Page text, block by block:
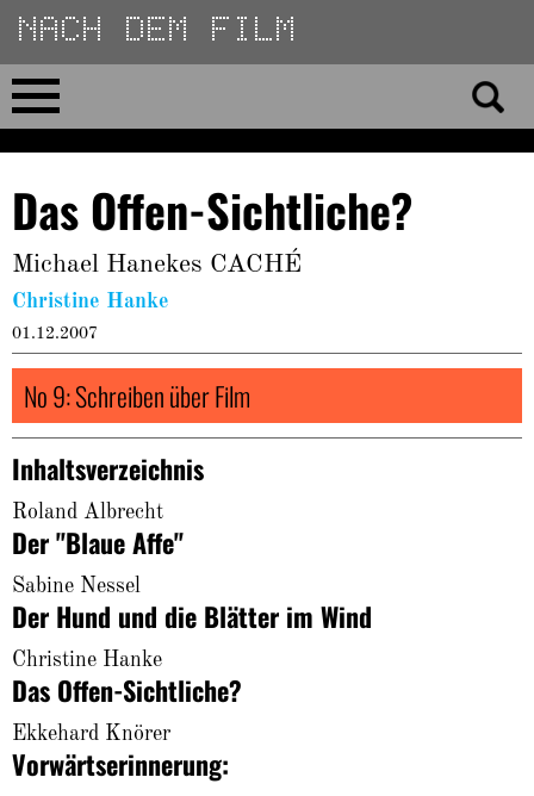
Direkt
zum
Inhalt
Home
No 23
No 01–22
Essays
Reviews
Archiv
About
Das Offen-Sichtliche?
Michael Hanekes CACHÉ
Christine Hanke
01.12.2007
No 9: Schreiben über Film
Inhaltsverzeichnis
Roland Albrecht
Der "Blaue Affe"
Sabine Nessel
Der Hund und die Blätter im Wind
Christine Hanke
Das Offen-Sichtliche?
Ekkehard Knörer
Vorwärtserinnerung: